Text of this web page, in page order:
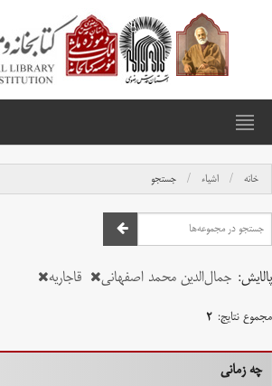
خانه اشیاء جستجو
پالایش: جمال‌الدین محمد اصفهانی قاجاریه
مجموع نتایج: ۲
چه زمانی